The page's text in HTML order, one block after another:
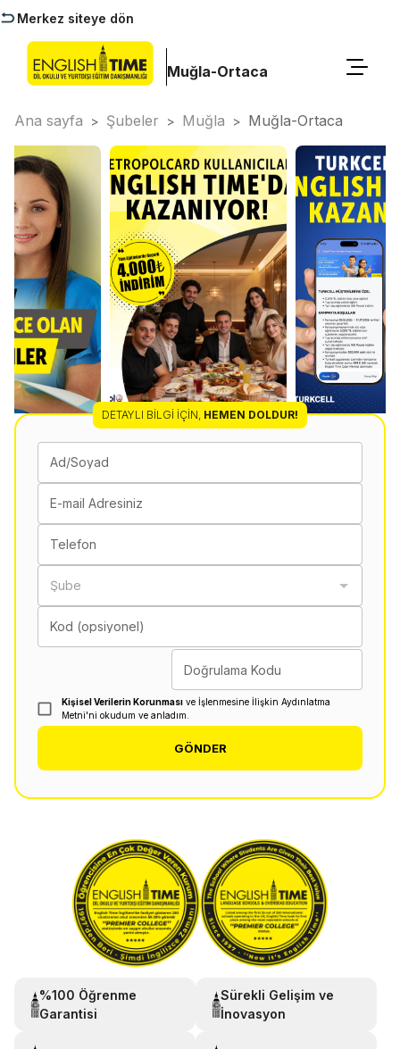
Merkez siteye dön
Muğla-Ortaca
Ana sayfa > Şubeler > Muğla > Muğla-Ortaca
DETAYLI BILGI İÇIN, HEMEN DOLDUR!
Ad/Soyad
E-mail Adresiniz
Telefon
Şube
Kod (opsiyonel)
Doğrulama Kodu
Kişisel Verilerin Korunması ve İşlenmesine İlişkin Aydınlatma
Metni'ni okudum ve anladım.
GÖNDER
%100 Öğrenme
Garantisi
Sürekli Gelişim ve
İnovasyon